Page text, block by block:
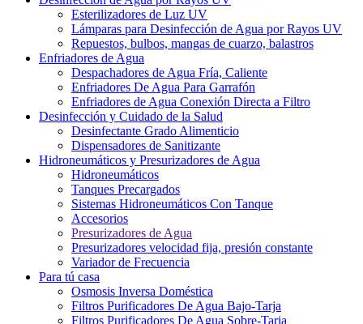
Esterilizadores de Luz UV
Lámparas para Desinfección de Agua por Rayos UV
Repuestos, bulbos, mangas de cuarzo, balastros
Enfriadores de Agua
Despachadores de Agua Fría, Caliente
Enfriadores De Agua Para Garrafón
Enfriadores de Agua Conexión Directa a Filtro
Desinfección y Cuidado de la Salud
Desinfectante Grado Alimenticio
Dispensadores de Sanitizante
Hidroneumáticos y Presurizadores de Agua
Hidroneumáticos
Tanques Precargados
Sistemas Hidroneumáticos Con Tanque
Accesorios
Presurizadores de Agua
Presurizadores velocidad fija, presión constante
Variador de Frecuencia
Para tú casa
Osmosis Inversa Doméstica
Filtros Purificadores De Agua Bajo-Tarja
Filtros Purificadores De Agua Sobre-Tarja